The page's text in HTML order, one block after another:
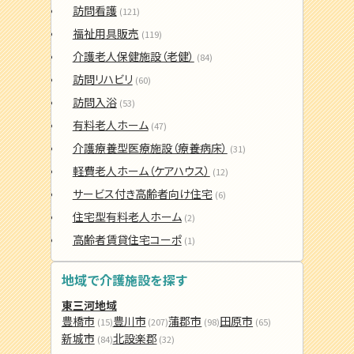
訪問看護 (121)
福祉用具販売 (119)
介護老人保健施設（老健） (84)
訪問リハビリ (60)
訪問入浴 (53)
有料老人ホーム (47)
介護療養型医療施設（療養病床） (31)
軽費老人ホーム（ケアハウス） (12)
サービス付き高齢者向け住宅 (6)
住宅型有料老人ホーム (2)
高齢者賃貸住宅コーポ (1)
地域で介護施設を探す
東三河地域
豊橋市 (15)豊川市 (207)蒲郡市 (98)田原市 (65)
新城市 (84)北設楽郡 (32)